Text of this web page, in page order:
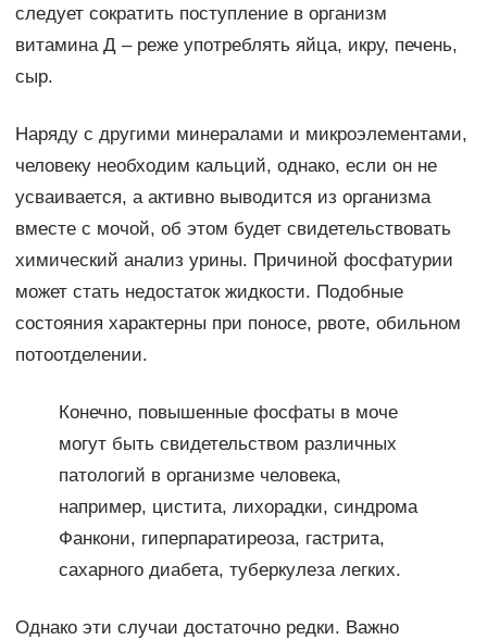
следует сократить поступление в организм
витамина Д – реже употреблять яйца, икру, печень,
сыр.
Наряду с другими минералами и микроэлементами,
человеку необходим кальций, однако, если он не
усваивается, а активно выводится из организма
вместе с мочой, об этом будет свидетельствовать
химический анализ урины. Причиной фосфатурии
может стать недостаток жидкости. Подобные
состояния характерны при поносе, рвоте, обильном
потоотделении.
Конечно, повышенные фосфаты в моче
могут быть свидетельством различных
патологий в организме человека,
например, цистита, лихорадки, синдрома
Фанкони, гиперпаратиреоза, гастрита,
сахарного диабета, туберкулеза легких.
Однако эти случаи достаточно редки. Важно